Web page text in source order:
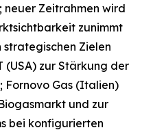
Zeitrahmen wird
zunimmt
Zielen
(USA) zur Stärkung der
Fornovo Gas (Italien)
und zur
bei konfigurierten